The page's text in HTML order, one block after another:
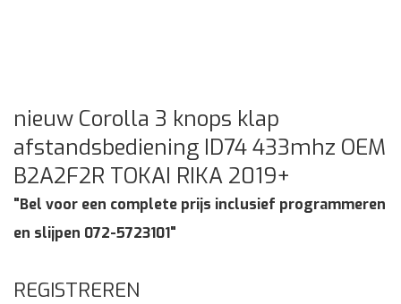
nieuw Corolla 3 knops klap
afstandsbediening ID74 433mhz OEM
B2A2F2R TOKAI RIKA 2019+
"Bel voor een complete prijs inclusief programmeren
en slijpen 072-5723101"
REGISTREREN